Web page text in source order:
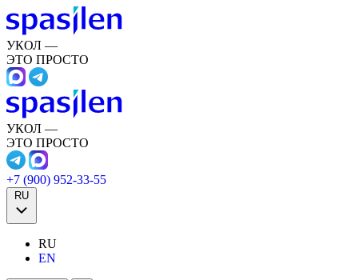
УКОЛ —
ЭТО ПРОСТО
УКОЛ —
ЭТО ПРОСТО
+7 (900) 952-33-55
RU
RU
EN